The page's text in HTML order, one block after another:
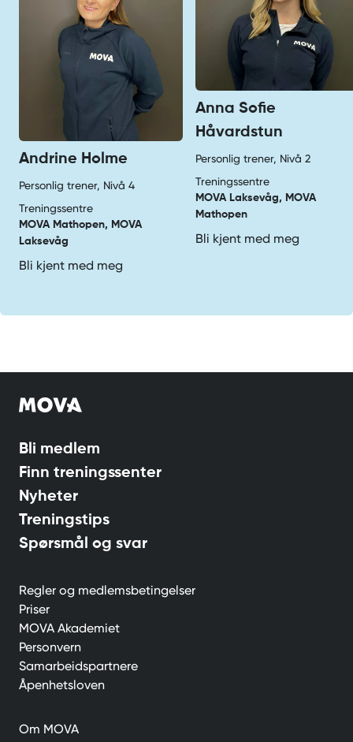
Andrine Holme
Personlig trener, Nivå 4
Treningssentre
MOVA Mathopen, MOVA
Laksevåg
Bli kjent med meg
Anna Sofie
Håvardstun
Personlig trener, Nivå 2
Treningssentre
MOVA Laksevåg, MOVA
Mathopen
Bli kjent med meg
Bli medlem
Finn treningssenter
Nyheter
Treningstips
Spørsmål og svar
Regler og medlemsbetingelser
Priser
MOVA Akademiet
Personvern
Samarbeidspartnere
Åpenhetsloven
Om MOVA